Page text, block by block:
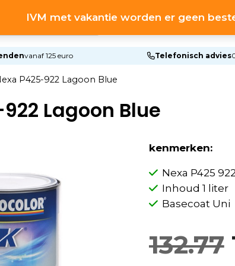
IVM met vakantie worden er geen
vanaf 125 euro Telefonisch advies
P425-922 Lagoon Blue
Lagoon Blue
kenmerken:
Nexa P425
Inhoud 1 liter
Basecoat Uni
132.77